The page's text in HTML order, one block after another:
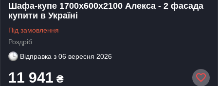
Шафа-купе 1700х600х2100 Алекса - 2 фасада
купити в Україні
Під замовлення
Роздріб
Відправка з 06 вересня 2026
11 941 ₴